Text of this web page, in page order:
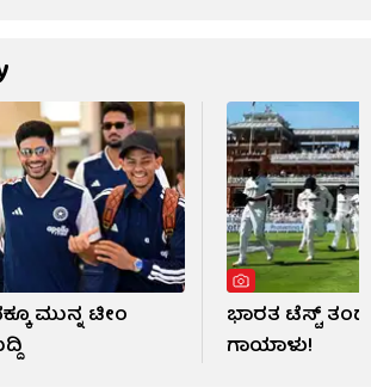
ಮುನ್ನ ಟೀಂ
ಭಾರತ ಟೆಸ್ಟ್
ಗಾಯಾಳು!